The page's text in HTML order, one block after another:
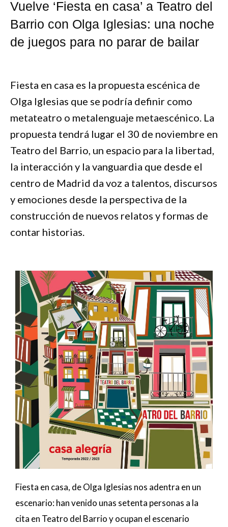
Vuelve ‘Fiesta en casa’ a Teatro del
Barrio con Olga Iglesias: una noche
de juegos para no parar de bailar
Fiesta en casa es la propuesta escénica de
Olga Iglesias que se podría definir como
metateatro o metalenguaje metaescénico. La
propuesta tendrá lugar el 30 de noviembre en
Teatro del Barrio, un espacio para la libertad,
la interacción y la vanguardia que desde el
centro de Madrid da voz a talentos, discursos
y emociones desde la perspectiva de la
construcción de nuevos relatos y formas de
contar historias.
Fiesta en casa, de Olga Iglesias nos adentra en un
escenario: han venido unas setenta personas a la
cita en Teatro del Barrio y ocupan el escenario